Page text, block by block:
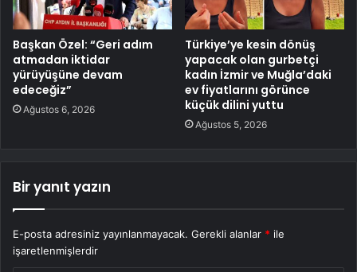
Başkan Özel: “Geri adım
atmadan iktidar
yürüyüşüne devam
edeceğiz”
Ağustos 6, 2026
Türkiye’ye kesin dönüş
yapacak olan gurbetçi
kadın İzmir ve Muğla’daki
ev fiyatlarını görünce
küçük dilini yuttu
Ağustos 5, 2026
Bir yanıt yazın
E-posta adresiniz yayınlanmayacak. Gerekli alanlar * ile
işaretlenmişlerdir